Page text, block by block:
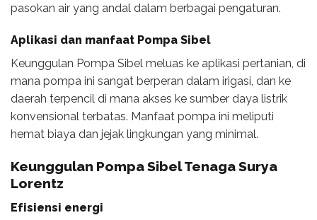
pasokan air yang andal dalam berbagai pengaturan.
Aplikasi dan manfaat Pompa Sibel
Keunggulan Pompa Sibel meluas ke aplikasi pertanian, di
mana pompa ini sangat berperan dalam irigasi, dan ke
daerah terpencil di mana akses ke sumber daya listrik
konvensional terbatas. Manfaat pompa ini meliputi
hemat biaya dan jejak lingkungan yang minimal.
Keunggulan Pompa Sibel Tenaga Surya
Lorentz
Efisiensi energi